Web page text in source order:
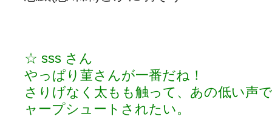
☆ sss さん
やっぱり菫さんが一番だね！
さりげなく太もも触って、あの低い声
ャープシュートされたい。